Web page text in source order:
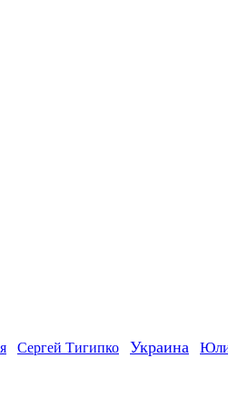
Сергей Тигипко Украина